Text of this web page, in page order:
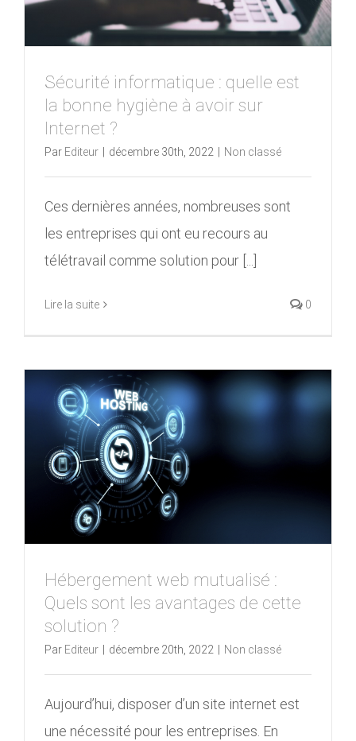
Sécurité informatique : quelle est
la bonne hygiène à avoir sur
Internet ?
Par Editeur décembre 30th, 2022 Non classé
Ces dernières années, nombreuses sont
les entreprises qui ont eu recours au
télétravail comme solution pour [...]
Lire la suite 0
Hébergement web mutualisé :
Quels sont les avantages de cette
solution ?
Par Editeur décembre 20th, 2022 Non classé
Aujourd’hui, disposer d’un site internet est
une nécessité pour les entreprises. En